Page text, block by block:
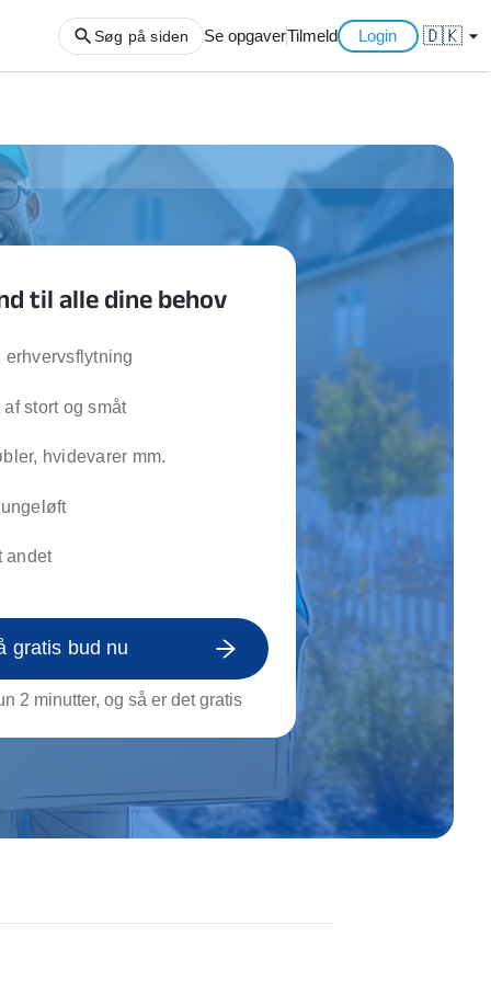
af haveaffald
af storskrald
hvidevarer
af tagrende
rengøring
Søg på siden Se opgaverTilmeld Login 🇩🇰 arrow_drop_down
til alle dine behov
erhvervsflytning
af stort og småt
hvidevarer mm.
andet
gratis bud nu
2 minutter, og så er det gratis